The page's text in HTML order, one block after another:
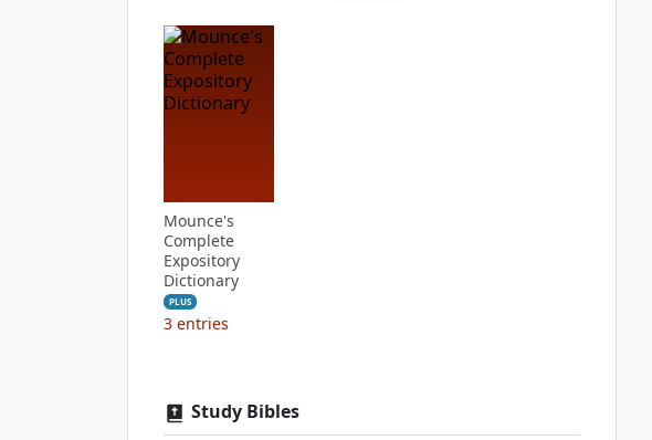
Mounce's
Complete
Expository
Dictionary
PLUS
3 entries
Study Bibles